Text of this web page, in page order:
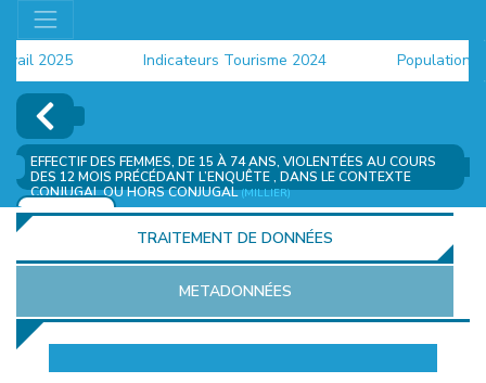
2025 Indicateurs Tourisme 2024 Population
EFFECTIF DES FEMMES, DE 15 À 74 ANS, VIOLENTÉES AU COURS
DES 12 MOIS PRÉCÉDANT L’ENQUÊTE , DANS LE CONTEXTE
CONJUGAL OU HORS CONJUGAL(MILLIER)
AJOUTER
TRAITEMENT DE DONNÉES
METADONNÉES